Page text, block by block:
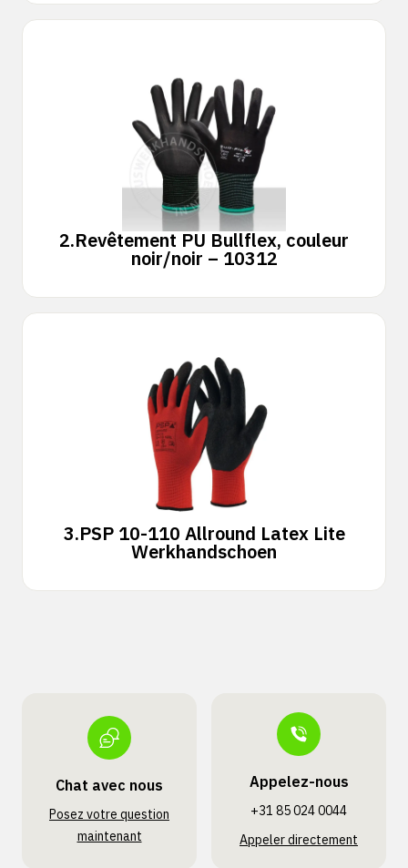
2.Revêtement PU Bullflex, couleur
noir/noir – 10312
3.PSP 10-110 Allround Latex Lite
Werkhandschoen
Chat avec nous
Posez votre question
maintenant
Appelez-nous
+31 85 024 0044
Appeler directement